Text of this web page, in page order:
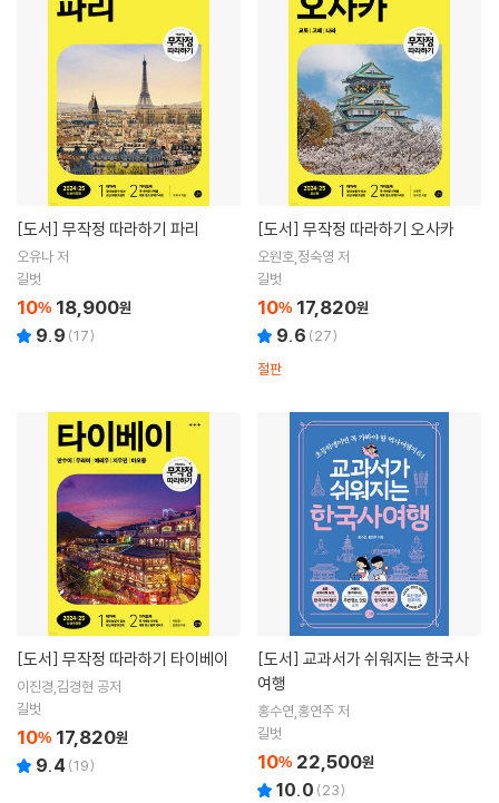
[도서] 무작정 따라하기 파리
오유나 저
길벗
10% 18,900원
9.9 (17)
[도서] 무작정 따라하기 오사카
오원호,정숙영 저
길벗
10% 17,820원
9.6 (27)
절판
[도서] 무작정 따라하기 타이베이
이진경,김경현 공저
길벗
10% 17,820원
9.4 (19)
[도서]
여행
홍수연,홍연주 저
길벗
10% 22,500원
10.0 (23)